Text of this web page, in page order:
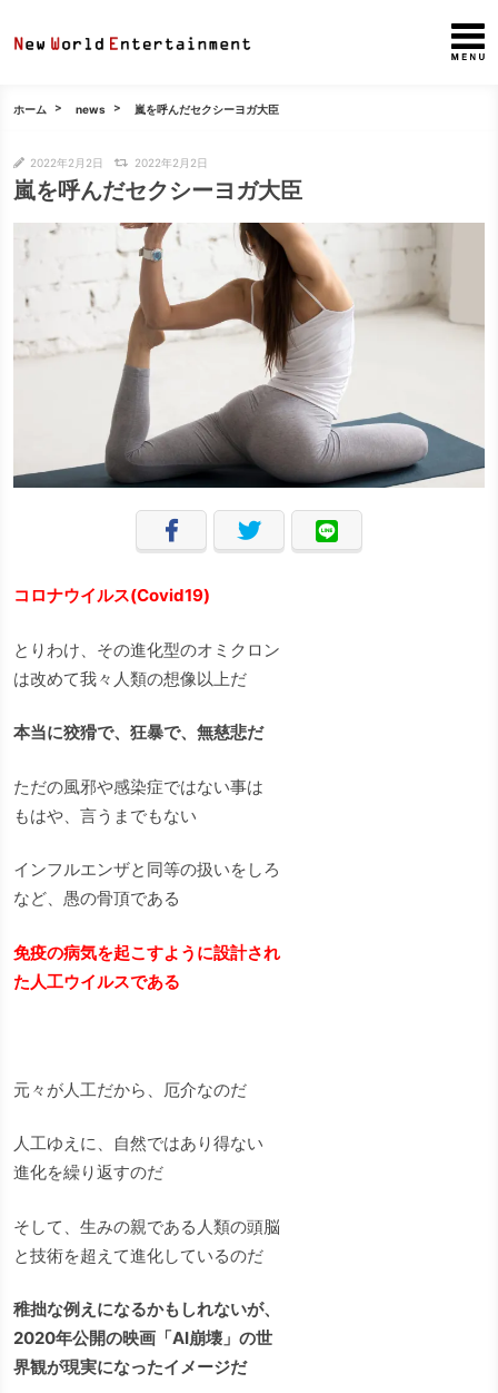
ホーム news 嵐を呼んだセクシーヨガ大臣
2022年2月2日 2022年2月2日
嵐を呼んだセクシーヨガ大臣
コロナウイルス(Covid19)
とりわけ、その進化型のオミクロン
は改めて我々人類の想像以上だ
本当に狡猾で、狂暴で、無慈悲だ
ただの風邪や感染症ではない事は
もはや、言うまでもない
インフルエンザと同等の扱いをしろ
など、愚の骨頂である
免疫の病気を起こすように設計され
た人工ウイルスである
元々が人工だから、厄介なのだ
人工ゆえに、自然ではあり得ない
進化を繰り返すのだ
そして、生みの親である人類の頭脳
と技術を超えて進化しているのだ
稚拙な例えになるかもしれないが、
2020年公開の映画「AI崩壊」の世
界観が現実になったイメージだ